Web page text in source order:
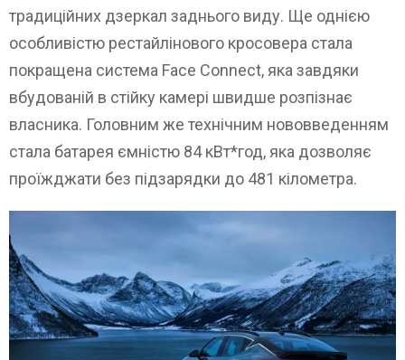
традиційних дзеркал заднього виду. Ще однією
особливістю рестайлінового кросовера стала
покращена система Face Connect, яка завдяки
вбудованій в стійку камері швидше розпізнає
власника. Головним же технічним нововведенням
стала батарея ємністю 84 кВт*год, яка дозволяє
проїжджати без підзарядки до 481 кілометра.